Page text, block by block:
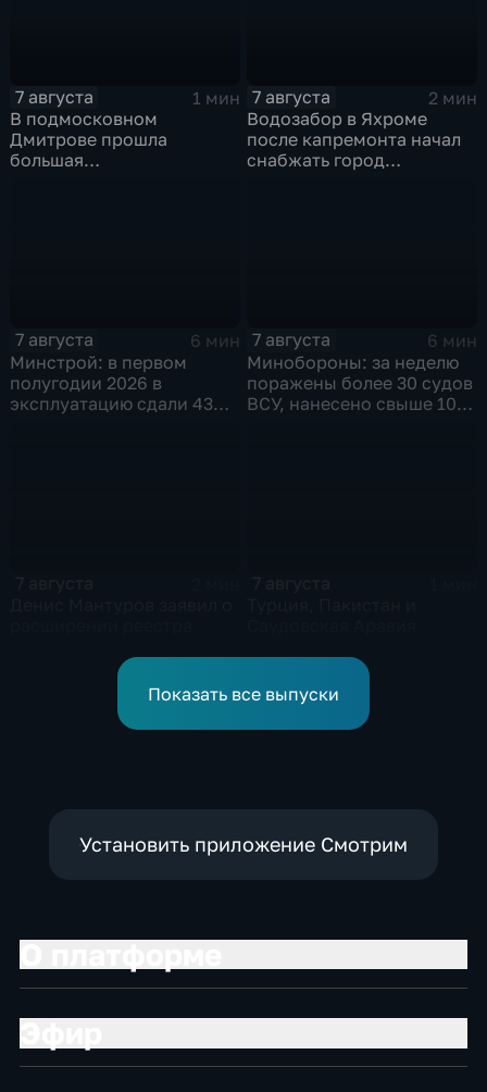
7 августа
1 мин
В подмосковном
Дмитрове прошла
большая
7 августа
2 мин
Водозабор в Яхроме
после капремонта начал
снабжать город
7 августа
6 мин
Минстрой: в первом
полугодии 2026 в
эксплуатацию сдали 43
7 августа
6 мин
Минобороны: за неделю
поражены более 30 судов
ВСУ, нанесено свыше 10
Ярославской области
коллективной обороне
Показать все выпуски
Установить приложение Смотрим